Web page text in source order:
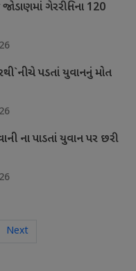
ગેરરીતિના 120
પડતાં યુવાનનું મોત
ના પાડતાં યુવાન પર છરી
Next